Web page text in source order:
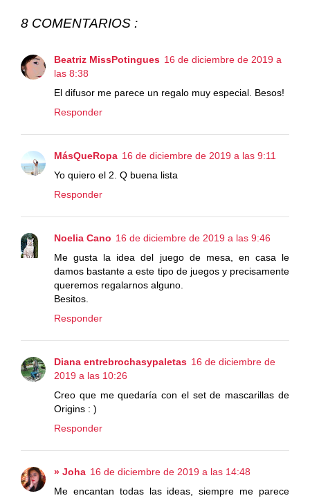
8 COMENTARIOS :
Beatriz MissPotingues 16 de diciembre de 2019 a
las 8:38
El difusor me parece un regalo muy especial. Besos!
Responder
MásQueRopa 16 de diciembre de 2019 a las 9:11
Yo quiero el 2. Q buena lista
Responder
Noelia Cano 16 de diciembre de 2019 a las 9:46
Me gusta la idea del juego de mesa, en casa le
damos bastante a este tipo de juegos y precisamente
queremos regalarnos alguno.
Besitos.
Responder
Diana entrebrochasypaletas 16 de diciembre de
2019 a las 10:26
Creo que me quedaría con el set de mascarillas de
Origins : )
Responder
» Joha 16 de diciembre de 2019 a las 14:48
Me encantan todas las ideas, siempre me parece